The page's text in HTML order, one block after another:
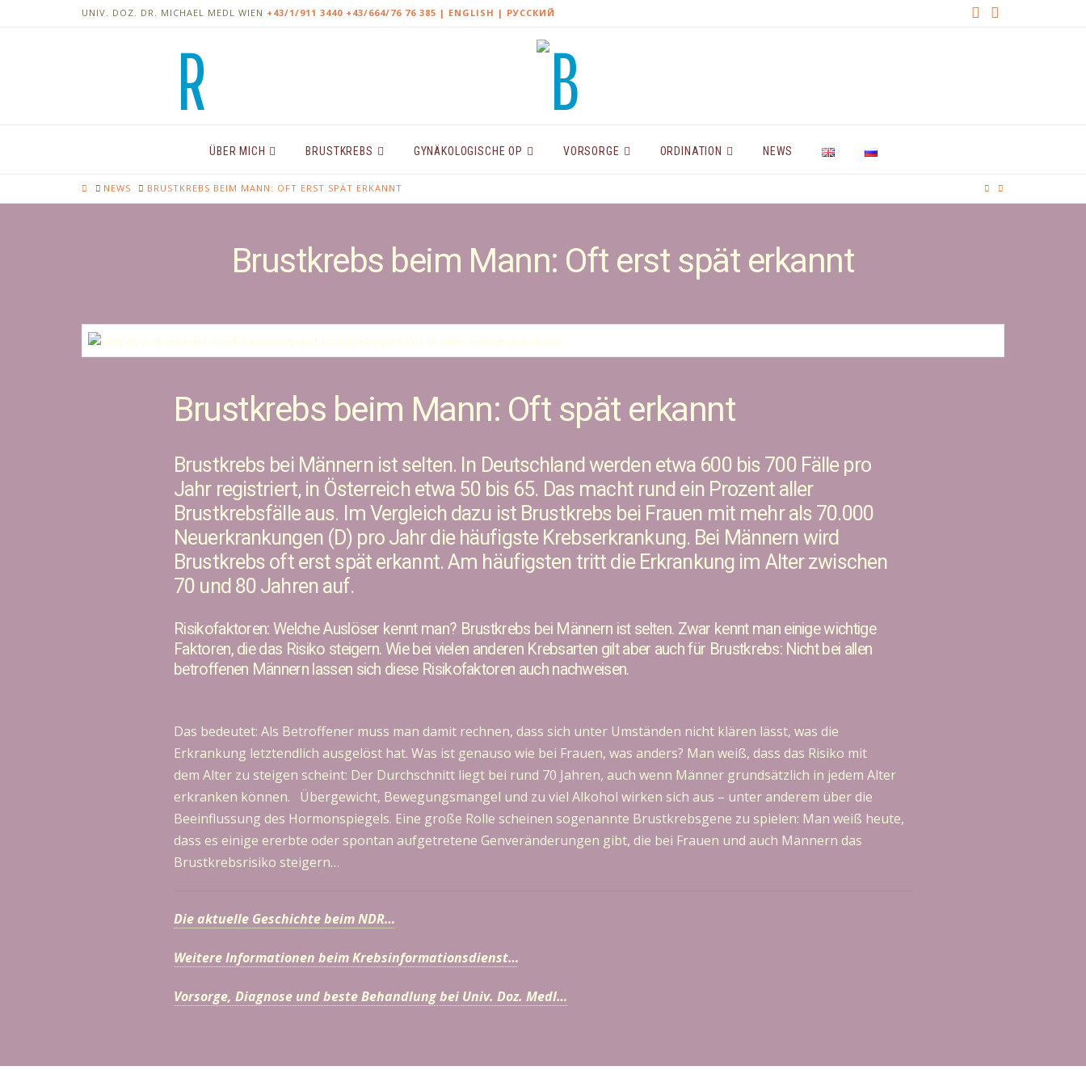
UNIV. DOZ. DR. MICHAEL MEDL WIEN +43/1/911 3440 +43/664/76 76 385 | ENGLISH | РУССКИЙ
ÜBER MICH BRUSTKREBS GYNÄKOLOGISCHE OP VORSORGE ORDINATION NEWS
HOMENEWS BRUSTKREBS BEIM MANN: OFT ERST SPÄT ERKANNT
Brustkrebs beim Mann: Oft erst spät erkannt
Brustkrebs beim Mann: Oft spät erkannt
Brustkrebs bei Männern ist selten. In Deutschland werden etwa 600 bis 700 Fälle pro
Jahr registriert, in Österreich etwa 50 bis 65. Das macht rund ein Prozent aller
Brustkrebsfälle aus. Im Vergleich dazu ist Brustkrebs bei Frauen mit mehr als 70.000
Neuerkrankungen (D) pro Jahr die häufigste Krebserkrankung. Bei Männern wird
Brustkrebs oft erst spät erkannt. Am häufigsten tritt die Erkrankung im Alter zwischen
70 und 80 Jahren auf.
Risikofaktoren: Welche Auslöser kennt man? Brustkrebs bei Männern ist selten. Zwar kennt man einige wichtige
Faktoren, die das Risiko steigern. Wie bei vielen anderen Krebsarten gilt aber auch für Brustkrebs: Nicht bei allen
betroffenen Männern lassen sich diese Risikofaktoren auch nachweisen.
Das bedeutet: Als Betroffener muss man damit rechnen, dass sich unter Umständen nicht klären lässt, was die
Erkrankung letztendlich ausgelöst hat. Was ist genauso wie bei Frauen, was anders? Man weiß, dass das Risiko mit
dem Alter zu steigen scheint: Der Durchschnitt liegt bei rund 70 Jahren, auch wenn Männer grundsätzlich in jedem Alter
erkranken können. Übergewicht, Bewegungsmangel und zu viel Alkohol wirken sich aus – unter anderem über die
Beeinflussung des Hormonspiegels. Eine große Rolle scheinen sogenannte Brustkrebsgene zu spielen: Man weiß heute,
dass es einige ererbte oder spontan aufgetretene Genveränderungen gibt, die bei Frauen und auch Männern das
Brustkrebsrisiko steigern…
Die aktuelle Geschichte beim NDR…
Weitere Informationen beim Krebsinformationsdienst…
Vorsorge, Diagnose und beste Behandlung bei Univ. Doz. Medl…